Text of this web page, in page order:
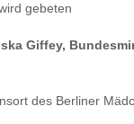
gebeten
Giffey,
des Berliner